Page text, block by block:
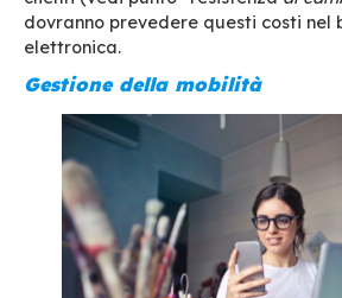
ospita più utilizzatori –
tutti i vantaggi dei servizi di
affidabilità e privacy.
condiviso non è più
passare a server di posta
spesso offrono una
In breve, Ospitato, Onsite o
competenze interne ed
esigenze!Per scoprire cosa